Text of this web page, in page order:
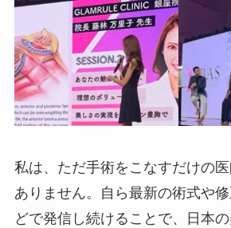
私は、ただ手術をこなすだけの
ありません。自ら最新の術式や
どで発信し続けることで、日本